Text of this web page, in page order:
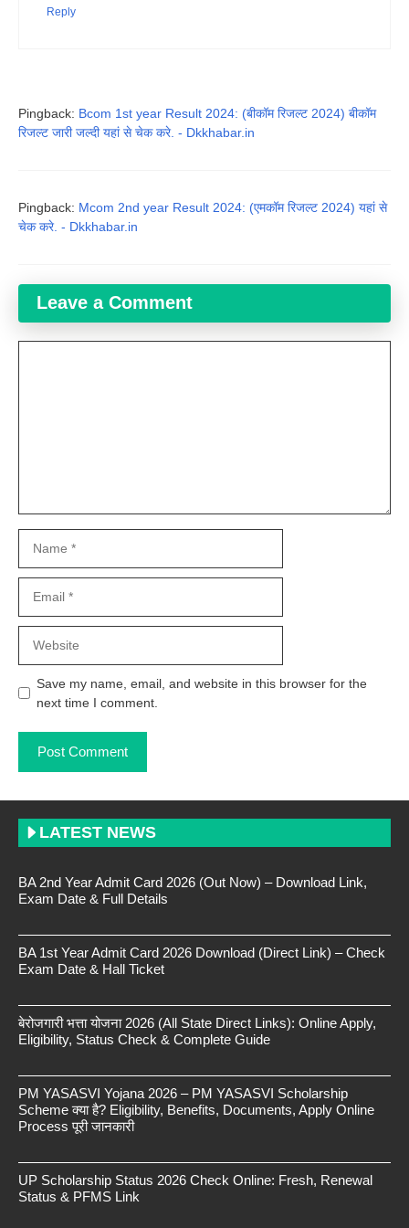
Reply
Pingback: Bcom 1st year Result 2024: (बीकॉम रिजल्ट 2024) बीकॉम
रिजल्ट जारी जल्दी यहां से चेक करे. - Dkkhabar.in
Pingback: Mcom 2nd year Result 2024: (एमकॉम रिजल्ट 2024) यहां से
चेक करे. - Dkkhabar.in
Leave a Comment
Save my name, email, and website in this browser for the
next time I comment.
LATEST NEWS
BA 2nd Year Admit Card 2026 (Out Now) – Download Link,
Exam Date & Full Details
BA 1st Year Admit Card 2026 Download (Direct Link) – Check
Exam Date & Hall Ticket
बेरोजगारी भत्ता योजना 2026 (All State Direct Links): Online Apply,
Eligibility, Status Check & Complete Guide
PM YASASVI Yojana 2026 – PM YASASVI Scholarship
Scheme क्या है? Eligibility, Benefits, Documents, Apply Online
Process पूरी जानकारी
UP Scholarship Status 2026 Check Online: Fresh, Renewal
Status & PFMS Link